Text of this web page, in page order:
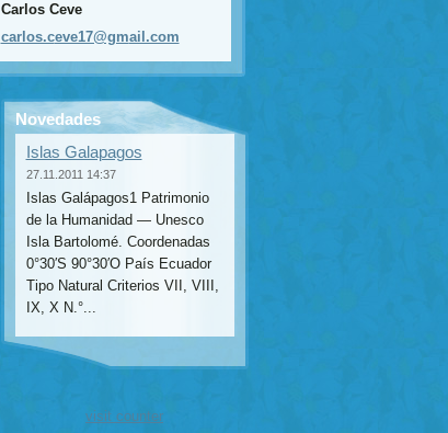
Carlos Ceve
carlos.ceve17@gmail.com
Novedades
Islas Galapagos
27.11.2011 14:37
Islas Galápagos1 Patrimonio
de la Humanidad — Unesco
Isla Bartolomé. Coordenadas
0°30′S 90°30′O País Ecuador
Tipo Natural Criterios VII, VIII,
IX, X N.°...
visit counter